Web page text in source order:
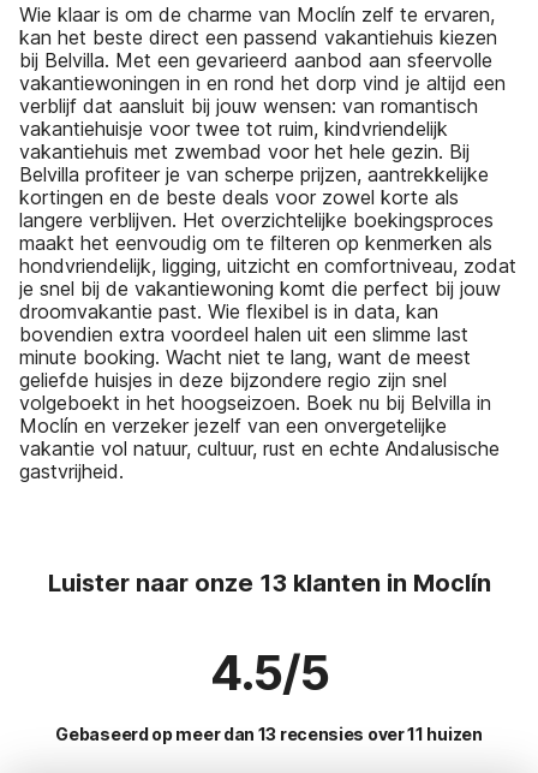
Wie klaar is om de charme van Moclín zelf te ervaren,
kan het beste direct een passend vakantiehuis kiezen
bij Belvilla. Met een gevarieerd aanbod aan sfeervolle
vakantiewoningen in en rond het dorp vind je altijd een
verblijf dat aansluit bij jouw wensen: van romantisch
vakantiehuisje voor twee tot ruim, kindvriendelijk
vakantiehuis met zwembad voor het hele gezin. Bij
Belvilla profiteer je van scherpe prijzen, aantrekkelijke
kortingen en de beste deals voor zowel korte als
langere verblijven. Het overzichtelijke boekingsproces
maakt het eenvoudig om te filteren op kenmerken als
hondvriendelijk, ligging, uitzicht en comfortniveau, zodat
je snel bij de vakantiewoning komt die perfect bij jouw
droomvakantie past. Wie flexibel is in data, kan
bovendien extra voordeel halen uit een slimme last
minute booking. Wacht niet te lang, want de meest
geliefde huisjes in deze bijzondere regio zijn snel
volgeboekt in het hoogseizoen. Boek nu bij Belvilla in
Moclín en verzeker jezelf van een onvergetelijke
vakantie vol natuur, cultuur, rust en echte Andalusische
gastvrijheid.
Luister naar onze 13 klanten in Moclín
4.5/5
Gebaseerd op meer dan 13 recensies over 11 huizen